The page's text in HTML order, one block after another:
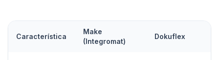
Característica
Make
(Integromat)
Dokuflex